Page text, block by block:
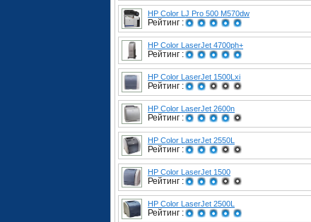
HP Color LJ Pro 500 M570dw
Рейтинг :
HP Color LaserJet 4700ph+
Рейтинг :
HP Color LaserJet 1500Lxi
Рейтинг :
HP Color LaserJet 2600n
Рейтинг :
HP Color LaserJet 2550L
Рейтинг :
HP Color LaserJet 1500
Рейтинг :
HP Color LaserJet 2500L
Рейтинг :